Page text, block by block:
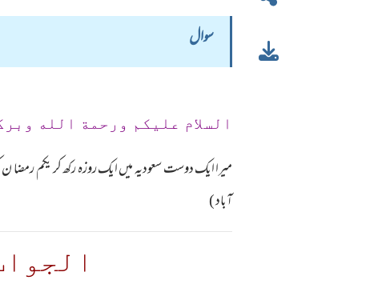
سوال
السلام عليكم ورحمة الله
میرا ایک دوست سعودیہ میں ایک روزہ رکھ کر یکم رمضا
آباد )